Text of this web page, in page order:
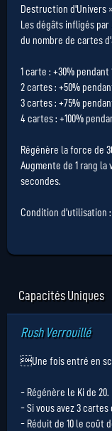
Destruction d'Univers
Les dégâts infligés
du nombre de cartes
1 carte : +30% pendant
2 cartes : +50%
3 cartes : +75%
4 cartes : +100%
Régénère la force de
Augmente de 1 rang
secondes.
Condition d'utilisation
Capacités Uniques
Rush Verrouillé
Une fois entré en
- Régénère le Ki de 20.
- Si vous avez 3 cartes
- Réduit de 10 le coût